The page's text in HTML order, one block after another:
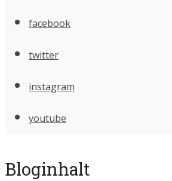
facebook
twitter
instagram
youtube
Bloginhalt